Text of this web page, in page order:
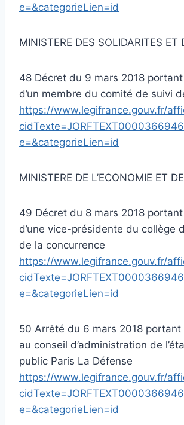
e=&categorieLien=id
MINISTERE DES SOLIDARITES ET
48 Décret du 9 mars 2018
d’un membre du comité de suivi
https://www.legifrance.gouv.fr/
e=&categorieLien=id
MINISTERE DE L’ECONOMIE ET
49 Décret du 8 mars 2018
d’une vice-présidente du collège
de la concurrence
https://www.legifrance.gouv.fr/
e=&categorieLien=id
50 Arrêté du 6 mars 2018 portant
au conseil d’administration de
public Paris La Défense
https://www.legifrance.gouv.fr/
e=&categorieLien=id